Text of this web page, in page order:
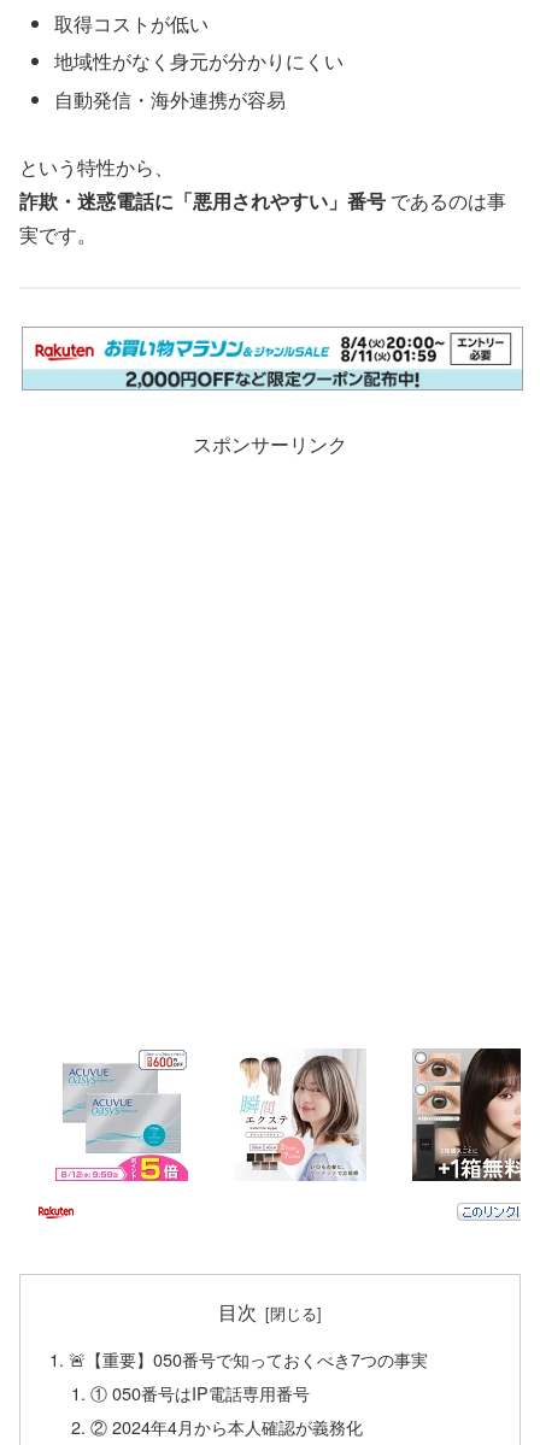
取得コストが低い
地域性がなく身元が分かりにくい
自動発信・海外連携が容易
という特性から、
詐欺・迷惑電話に「悪用されやすい」番号 であるのは事
実です。
スポンサーリンク
目次
🚨【重要】050番号で知っておくべき7つの事実
① 050番号はIP電話専用番号
② 2024年4月から本人確認が義務化